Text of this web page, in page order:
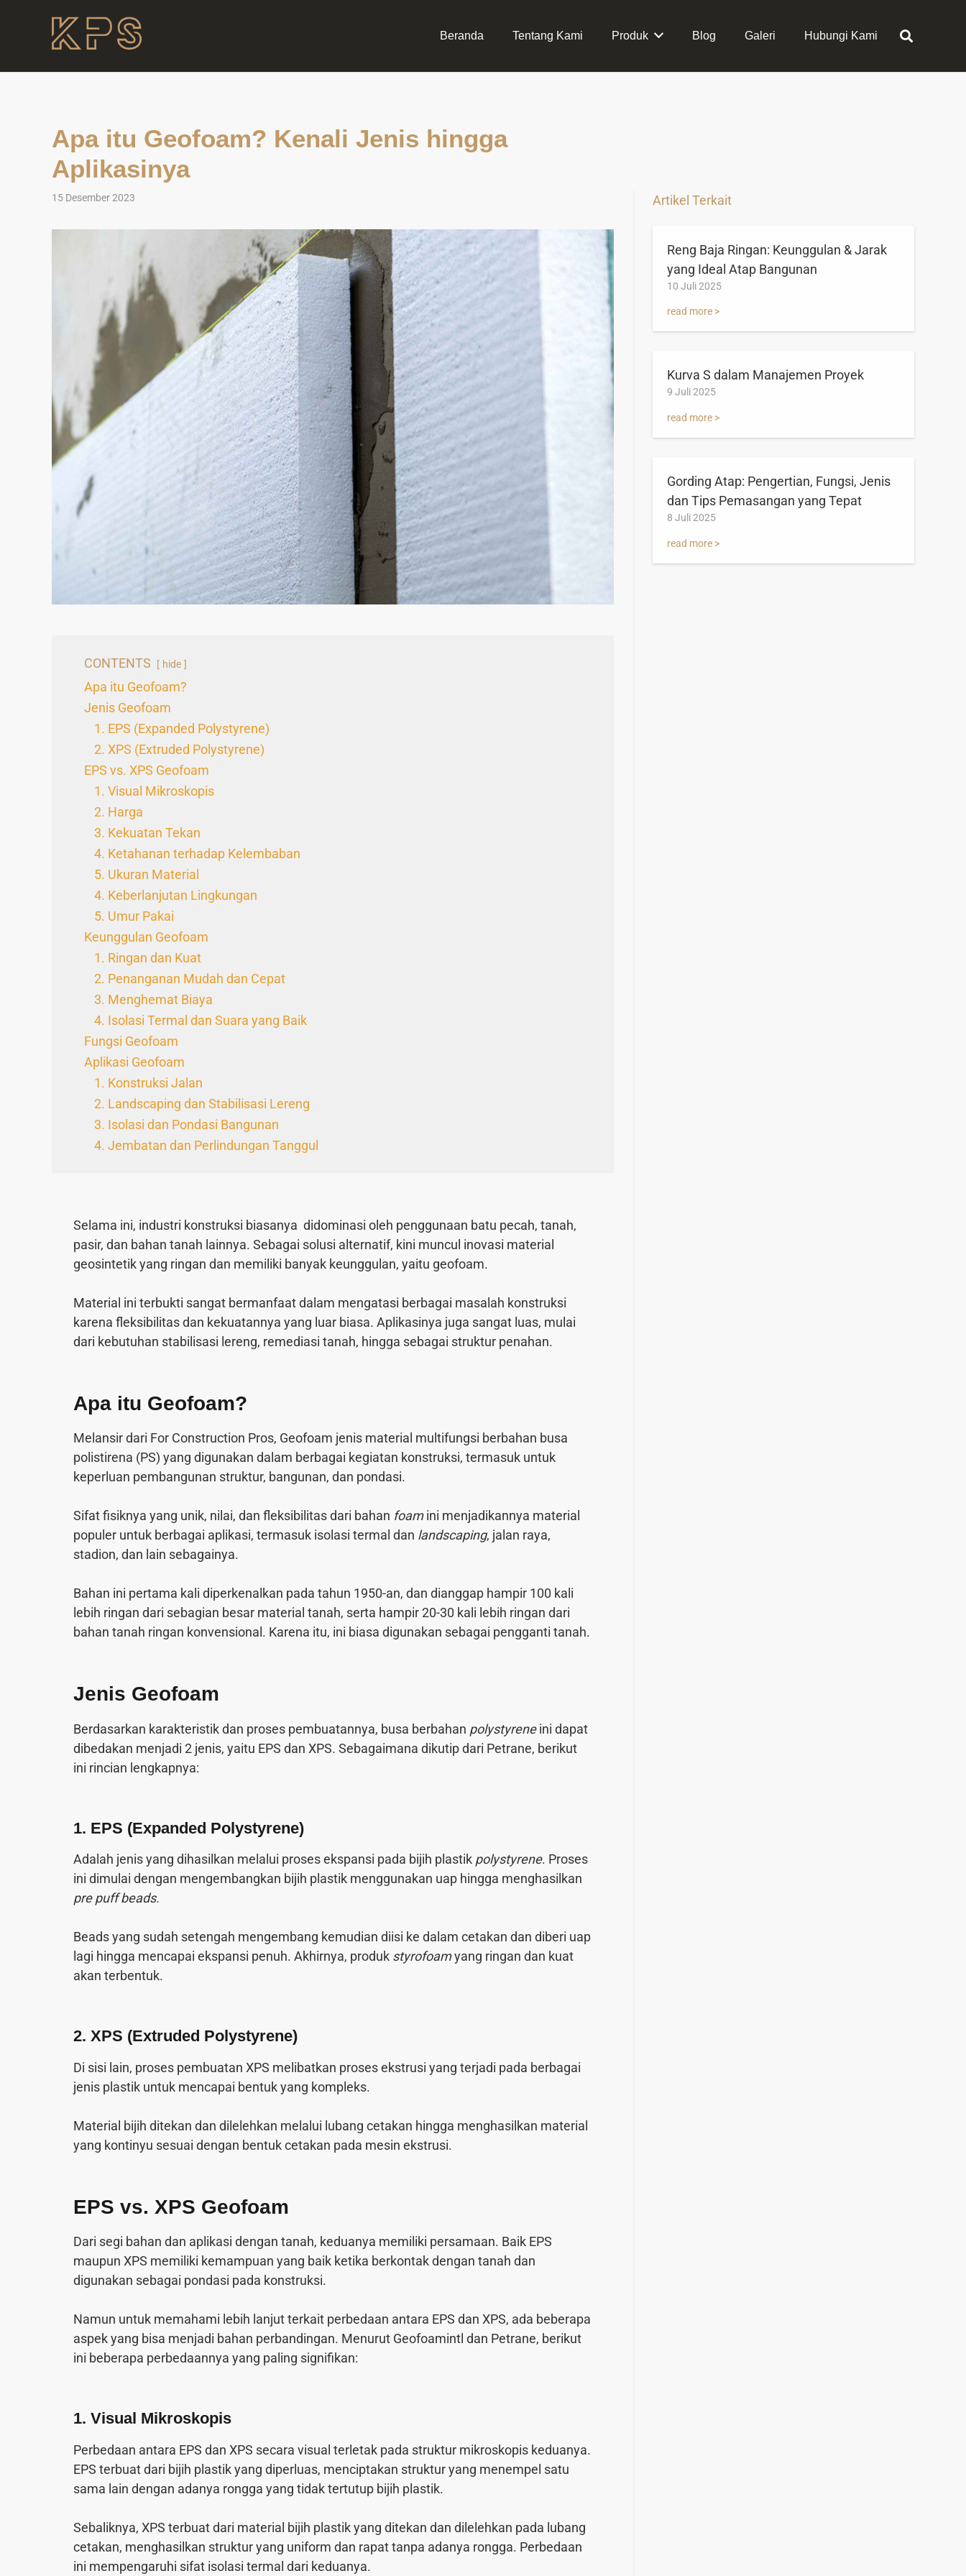
Beranda Tentang Kami Produk Blog Galeri Hubungi Kami
Apa itu Geofoam? Kenali Jenis hingga
Aplikasinya
15 Desember 2023
CONTENTS hide
Apa itu Geofoam?
Jenis Geofoam
1. EPS (Expanded Polystyrene)
2. XPS (Extruded Polystyrene)
EPS vs. XPS Geofoam
1. Visual Mikroskopis
2. Harga
3. Kekuatan Tekan
4. Ketahanan terhadap Kelembaban
5. Ukuran Material
4. Keberlanjutan Lingkungan
5. Umur Pakai
Keunggulan Geofoam
1. Ringan dan Kuat
2. Penanganan Mudah dan Cepat
3. Menghemat Biaya
4. Isolasi Termal dan Suara yang Baik
Fungsi Geofoam
Aplikasi Geofoam
1. Konstruksi Jalan
2. Landscaping dan Stabilisasi Lereng
3. Isolasi dan Pondasi Bangunan
4. Jembatan dan Perlindungan Tanggul
Selama ini, industri konstruksi biasanya didominasi oleh penggunaan batu pecah, tanah,
pasir, dan bahan tanah lainnya. Sebagai solusi alternatif, kini muncul inovasi material
geosintetik yang ringan dan memiliki banyak keunggulan, yaitu geofoam.
Material ini terbukti sangat bermanfaat dalam mengatasi berbagai masalah konstruksi
karena fleksibilitas dan kekuatannya yang luar biasa. Aplikasinya juga sangat luas, mulai
dari kebutuhan stabilisasi lereng, remediasi tanah, hingga sebagai struktur penahan.
Apa itu Geofoam?
Melansir dari For Construction Pros, Geofoam jenis material multifungsi berbahan busa
polistirena (PS) yang digunakan dalam berbagai kegiatan konstruksi, termasuk untuk
keperluan pembangunan struktur, bangunan, dan pondasi.
Sifat fisiknya yang unik, nilai, dan fleksibilitas dari bahan foamini menjadikannya material
populer untuk berbagai aplikasi, termasuk isolasi termal dan landscaping, jalan raya,
stadion, dan lain sebagainya.
Bahan ini pertama kali diperkenalkan pada tahun 1950-an, dan dianggap hampir 100 kali
lebih ringan dari sebagian besar material tanah, serta hampir 20-30 kali lebih ringan dari
bahan tanah ringan konvensional. Karena itu, ini biasa digunakan sebagai pengganti tanah.
Jenis Geofoam
Berdasarkan karakteristik dan proses pembuatannya, busa berbahan polystyreneini dapat
dibedakan menjadi 2 jenis, yaitu EPS dan XPS. Sebagaimana dikutip dari Petrane, berikut
ini rincian lengkapnya:
1. EPS (Expanded Polystyrene)
Adalah jenis yang dihasilkan melalui proses ekspansi pada bijih plastik polystyrene. Proses
ini dimulai dengan mengembangkan bijih plastik menggunakan uap hingga menghasilkan
pre puff beads.
Beads yang sudah setengah mengembang kemudian diisi ke dalam cetakan dan diberi uap
lagi hingga mencapai ekspansi penuh. Akhirnya, produk styrofoamyang ringan dan kuat
akan terbentuk.
2. XPS (Extruded Polystyrene)
Di sisi lain, proses pembuatan XPS melibatkan proses ekstrusi yang terjadi pada berbagai
jenis plastik untuk mencapai bentuk yang kompleks.
Material bijih ditekan dan dilelehkan melalui lubang cetakan hingga menghasilkan material
yang kontinyu sesuai dengan bentuk cetakan pada mesin ekstrusi.
EPS vs. XPS Geofoam
Dari segi bahan dan aplikasi dengan tanah, keduanya memiliki persamaan. Baik EPS
maupun XPS memiliki kemampuan yang baik ketika berkontak dengan tanah dan
digunakan sebagai pondasi pada konstruksi.
Namun untuk memahami lebih lanjut terkait perbedaan antara EPS dan XPS, ada beberapa
aspek yang bisa menjadi bahan perbandingan. Menurut Geofoamintl dan Petrane, berikut
ini beberapa perbedaannya yang paling signifikan:
1. Visual Mikroskopis
Perbedaan antara EPS dan XPS secara visual terletak pada struktur mikroskopis keduanya.
EPS terbuat dari bijih plastik yang diperluas, menciptakan struktur yang menempel satu
sama lain dengan adanya rongga yang tidak tertutup bijih plastik.
Sebaliknya, XPS terbuat dari material bijih plastik yang ditekan dan dilelehkan pada lubang
cetakan, menghasilkan struktur yang uniform dan rapat tanpa adanya rongga. Perbedaan
ini mempengaruhi sifat isolasi termal dari keduanya.
Artikel Terkait
Reng Baja Ringan: Keunggulan & Jarak
yang Ideal Atap Bangunan
10 Juli 2025
read more >
Kurva S dalam Manajemen Proyek
9 Juli 2025
read more >
Gording Atap: Pengertian, Fungsi, Jenis
dan Tips Pemasangan yang Tepat
8 Juli 2025
read more >